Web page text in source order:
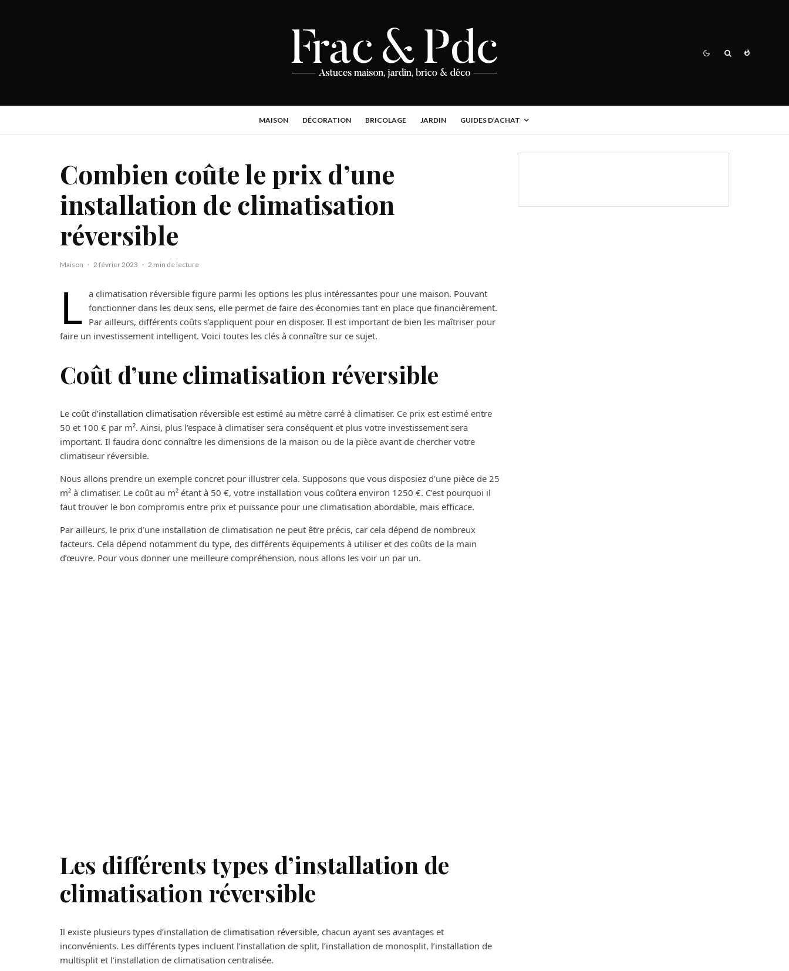
MAISON DÉCORATION BRICOLAGE JARDIN GUIDES D’ACHAT
Combien coûte le prix d’une
installation de climatisation
réversible
Maison · 2 février 2023 · 2 min de lecture
L a climatisation réversible figure parmi les options les plus intéressantes pour une maison. Pouvant
fonctionner dans les deux sens, elle permet de faire des économies tant en place que financièrement.
Par ailleurs, différents coûts s’appliquent pour en disposer. Il est important de bien les maîtriser pour
faire un investissement intelligent. Voici toutes les clés à connaître sur ce sujet.
Coût d’une climatisation réversible
Le coût d’installation climatisation réversible est estimé au mètre carré à climatiser. Ce prix est estimé entre
50 et 100 € par m². Ainsi, plus l’espace à climatiser sera conséquent et plus votre investissement sera
important. Il faudra donc connaître les dimensions de la maison ou de la pièce avant de chercher votre
climatiseur réversible.
Nous allons prendre un exemple concret pour illustrer cela. Supposons que vous disposiez d’une pièce de 25
m² à climatiser. Le coût au m² étant à 50 €, votre installation vous coûtera environ 1250 €. C’est pourquoi il
faut trouver le bon compromis entre prix et puissance pour une climatisation abordable, mais efficace.
Par ailleurs, le prix d’une installation de climatisation ne peut être précis, car cela dépend de nombreux
facteurs. Cela dépend notamment du type, des différents équipements à utiliser et des coûts de la main
d’œuvre. Pour vous donner une meilleure compréhension, nous allons les voir un par un.
Les différents types d’installation de
climatisation réversible
Il existe plusieurs types d’installation de climatisation réversible, chacun ayant ses avantages et
inconvénients. Les différents types incluent l’installation de split, l’installation de monosplit, l’installation de
multisplit et l’installation de climatisation centralisée.